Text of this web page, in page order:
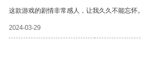
这款游戏的剧情非常感人，让我久久不能忘怀。
2024-03-29